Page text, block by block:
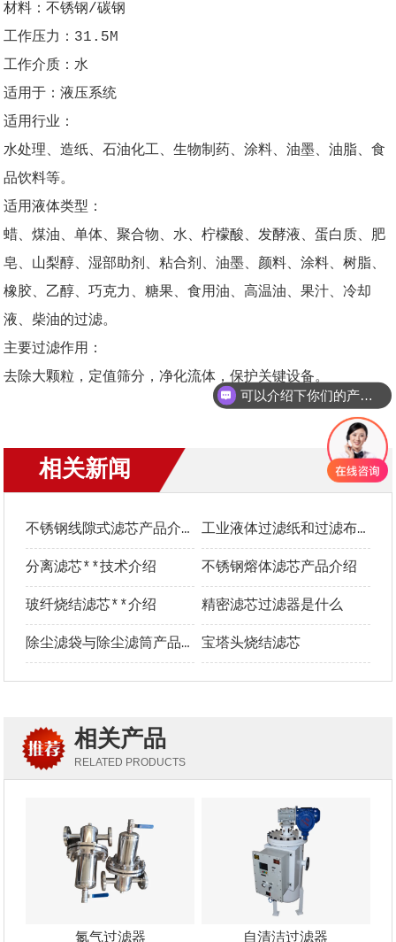
材料：不锈钢/碳钢
工作压力：31.5M
工作介质：水
适用于：液压系统
适用行业：
水处理、造纸、石油化工、生物制药、涂料、油墨、油脂、食
品饮料等。
适用液体类型：
蜡、煤油、单体、聚合物、水、柠檬酸、发酵液、蛋白质、肥
皂、山梨醇、湿部助剂、粘合剂、油墨、颜料、涂料、树脂、
橡胶、乙醇、巧克力、糖果、食用油、高温油、果汁、冷却
液、柴油的过滤。
主要过滤作用：
去除大颗粒，定值筛分，净化流体，保护关键设备。
更多+
相关新闻
不锈钢线隙式滤芯产品介绍 工业液体过滤纸和过滤布**选型指南
分离滤芯**技术介绍 不锈钢熔体滤芯产品介绍
玻纤烧结滤芯**介绍 精密滤芯过滤器是什么
除尘滤袋与除尘滤筒产品介绍及优势对比 宝塔头烧结滤芯
相关产品
RELATED PRODUCTS
氮气过滤器 自清洁过滤器
可以介绍下你们的产品么？